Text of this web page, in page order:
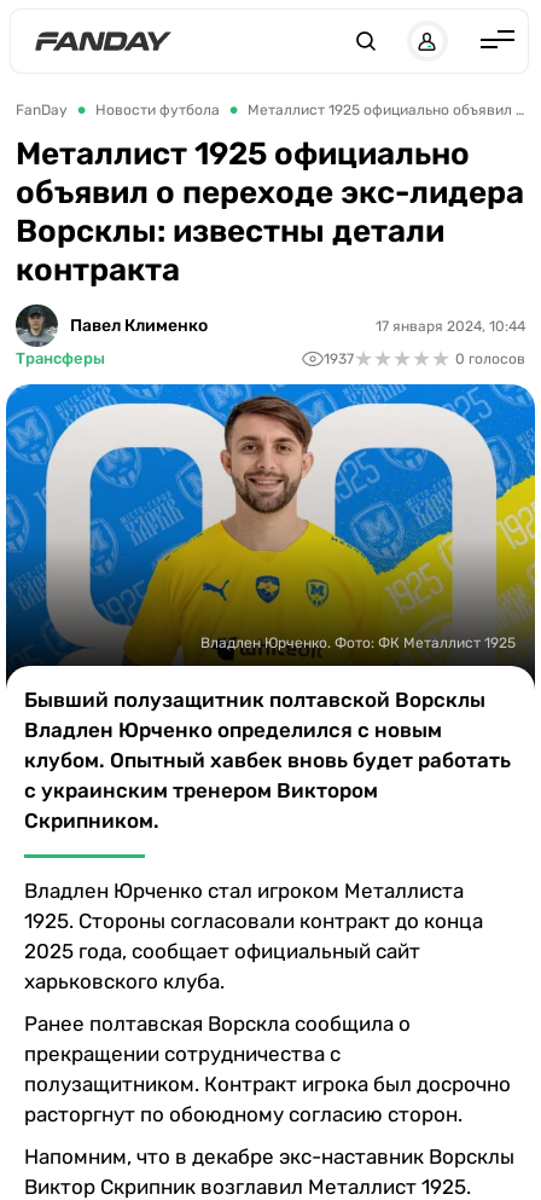
Англия
Испания
Германия
Италия
Франция
Украина
ЛЧ
ЛЕ
ЧЕ-2028
Букмекеры
Казино
FanDay Новости футбола Металлист 1925 официально объявил о переходе экс-лидера Ворсклы: известны детали контракта
Металлист 1925 официально
объявил о переходе экс-лидера
Ворсклы: известны детали
контракта
Павел Клименко
Трансферы
17 января 2024, 10:44
1937★★★★★
★★★★★ 0 голосов
Владлен Юрченко. Фото: ФК Металлист 1925
Бывший полузащитник полтавской Ворсклы
Владлен Юрченко определился с новым
клубом. Опытный хавбек вновь будет работать
с украинским тренером Виктором
Скрипником.
Владлен Юрченко стал игроком Металлиста
1925. Стороны согласовали контракт до конца
2025 года, сообщает официальный сайт
харьковского клуба.
Ранее полтавская Ворскла сообщила о
прекращении сотрудничества с
полузащитником. Контракт игрока был досрочно
расторгнут по обоюдному согласию сторон.
Напомним, что в декабре экс-наставник Ворсклы
Виктор Скрипник возглавил Металлист 1925.